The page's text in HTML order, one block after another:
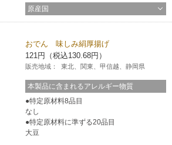
原産国
おでん 味しみ絹厚揚げ
121円（税込130.68円）
販売地域： 東北、関東、甲信越、静岡県
本製品に含まれるアレルギー物質
特定原材料8品目
なし
特定原材料に準ずる20品目
大豆